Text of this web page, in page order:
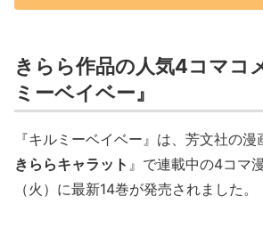
きらら作品の人気4コマコ
ミーベイベー』
『キルミーベイベー』は、芳文社の漫
きららキャラット 』で連載中の4コマ
（火）に最新14巻が発売されました。